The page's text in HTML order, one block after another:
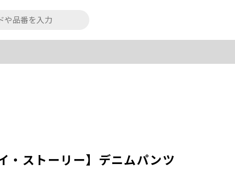
・ストーリー】デニムパンツ